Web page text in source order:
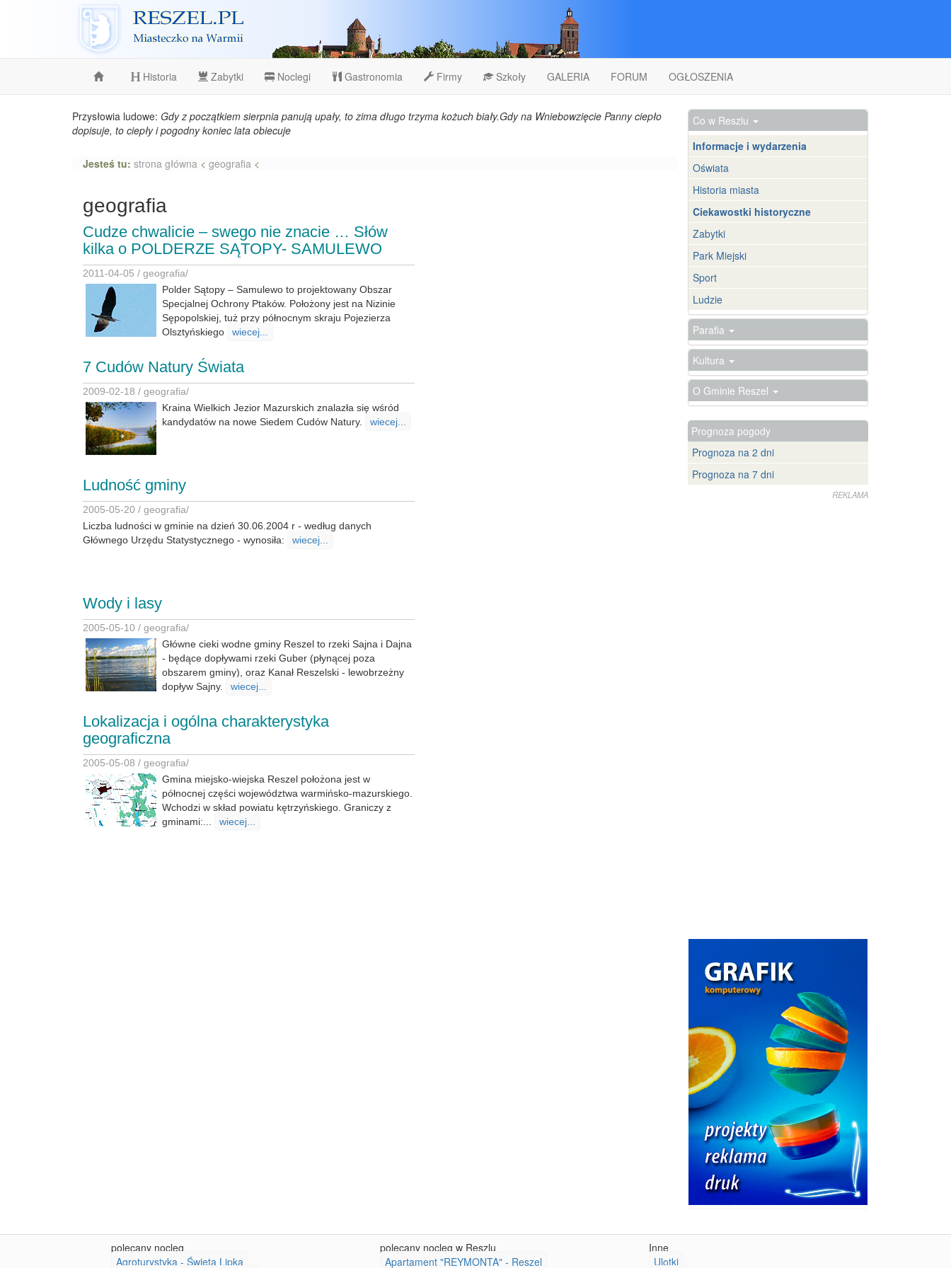
Reszel
Historia Zabytki Noclegi Gastronomia Firmy Szkoły GALERIA FORUM OGŁOSZENIA
Przysłowia ludowe: Gdy z początkiem sierpnia panują upały, to zima długo trzyma kożuch biały.Gdy na Wniebowzięcie Panny ciepło
dopisuje, to ciepły i pogodny koniec lata obiecuje
Jesteś tu: strona główna < geografia <
geografia
Cudze chwalicie – swego nie znacie … Słów
kilka o POLDERZE SĄTOPY- SAMULEWO
2011-04-05 / geografia/
Polder Sątopy – Samulewo to projektowany Obszar
Specjalnej Ochrony Ptaków. Położony jest na Nizinie
Sępopolskiej, tuż przy północnym skraju Pojezierza
Olsztyńskiego
wiecej...
7 Cudów Natury Świata
2009-02-18 / geografia/
Kraina Wielkich Jezior Mazurskich znalazła się wśród
kandydatów na nowe Siedem Cudów Natury.
wiecej...
Ludność gminy
2005-05-20 / geografia/
Liczba ludności w gminie na dzień 30.06.2004 r - według danych
Głównego Urzędu Statystycznego - wynosiła:
wiecej...
Wody i lasy
2005-05-10 / geografia/
Główne cieki wodne gminy Reszel to rzeki Sajna i Dajna
- będące dopływami rzeki Guber (płynącej poza
obszarem gminy), oraz Kanał Reszelski - lewobrzeżny
dopływ Sajny.
wiecej...
Lokalizacja i ogólna charakterystyka
geograficzna
2005-05-08 / geografia/
Gmina miejsko-wiejska Reszel położona jest w
północnej części województwa warmińsko-mazurskiego.
Wchodzi w skład powiatu kętrzyńskiego. Graniczy z
gminami:...
wiecej...
Co w Reszlu
Informacje i wydarzenia
Oświata
Historia miasta
Ciekawostki historyczne
Zabytki
Park Miejski
Sport
Ludzie
Parafia
Kultura
O Gminie Reszel
Prognoza pogody
Prognoza na 2 dni
Prognoza na 7 dni
REKLAMA
polecany nocleg
Agroturystyka - Święta Lipka
polecany nocleg w Reszlu
Apartament "REYMONTA" - Reszel
Inne
Ulotki